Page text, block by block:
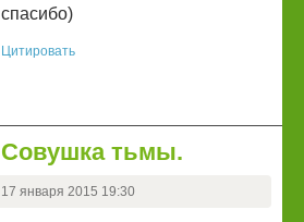
спасибо)
Цитировать
Совушка тьмы.
17 января 2015 19:30